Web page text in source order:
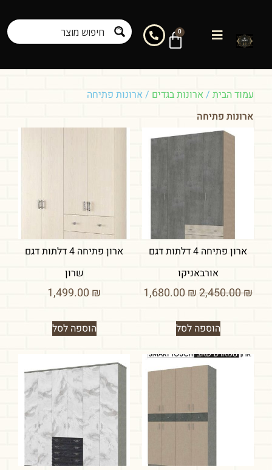
0
עמוד הבית /ארונות בגדים / ארונות פתיחה
ארונות פתיחה
ארון פתיחה 4 דלתות דגם
אורבאניקו
₪
2,450.00
₪
הוספה לסל
ארון פתיחה 4 דלתות דגם
שרון
₪
הוספה לסל